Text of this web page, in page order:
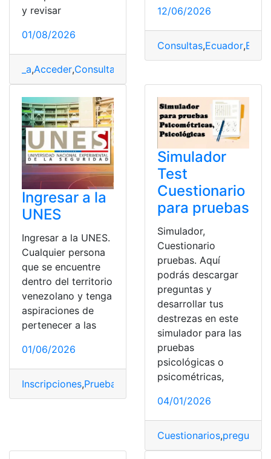
y revisar
01/08/2026
_a,Acceder,Consultas
12/06/2026
Consultas,Ecuador,
Ingresar a la
UNES
Ingresar a la UNES.
Cualquier persona
que se encuentre
dentro del territorio
venezolano y tenga
aspiraciones de
pertenecer a las
01/06/2026
Inscripciones,Pruebas Seguridad,UNES, Venezuela
Simulador
Test
Cuestionario
para pruebas
Simulador,
Cuestionario
pruebas. Aquí
podrás descargar
preguntas y
desarrollar tus
destrezas en este
simulador para las
pruebas
psicológicas o
psicométricas,
04/01/2026
Cuestionarios,